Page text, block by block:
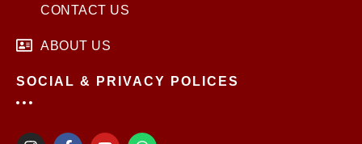
CONTACT US
ABOUT US
SOCIAL & PRIVACY POLICES
I F Y W